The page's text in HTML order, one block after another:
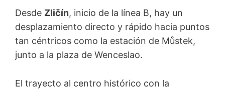
Desde Zličín, inicio de la línea B, hay un
desplazamiento directo y rápido hacia puntos
tan céntricos como la estación de Můstek,
junto a la plaza de Wenceslao.
El trayecto al centro histórico con la